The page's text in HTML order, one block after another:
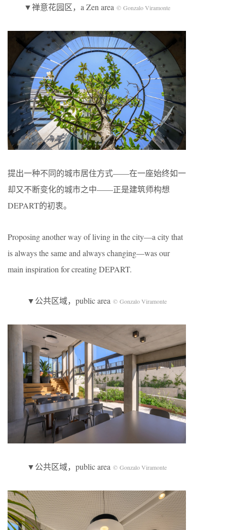
▼禅意花园区，a Zen area © Gonzalo Viramonte
提出一种不同的城市居住方式——在一座始终如一
却又不断变化的城市之中——正是建筑师构想
DEPART的初衷。
Proposing another way of living in the city—a city that
is always the same and always changing—was our
main inspiration for creating DEPART.
▼公共区域，public area © Gonzalo Viramonte
▼公共区域，public area © Gonzalo Viramonte